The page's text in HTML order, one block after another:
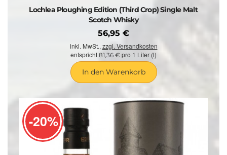
Lochlea Ploughing Edition (Third Crop) Single Malt
Scotch Whisky
56,95 €
inkl. MwSt., zzgl. Versandkosten
entspricht 81,36 € pro 1 Liter (l)
In den Warenkorb
-20%